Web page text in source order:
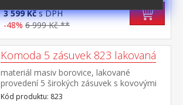
3 599 Kčs DPH
-48% 6 999 Kč **
Komoda 5 zásuvek 823 lakovaná
materiál masiv borovice, lakované
provedení 5 širokých zásuvek s kovovými
pojezdy, hloubka zásuvky 36,5 cm
Kód produktu: 823